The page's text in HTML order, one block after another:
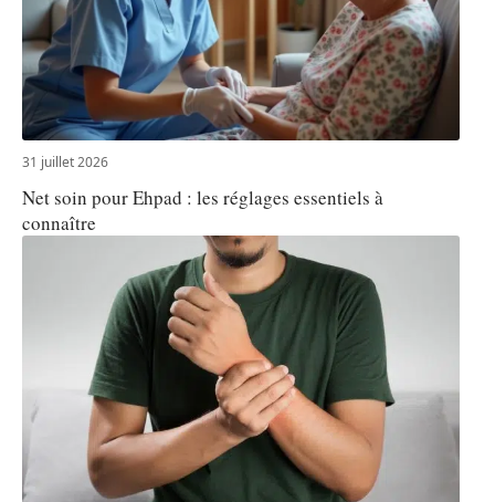
31 juillet 2026
Net soin pour Ehpad : les réglages essentiels à
connaître